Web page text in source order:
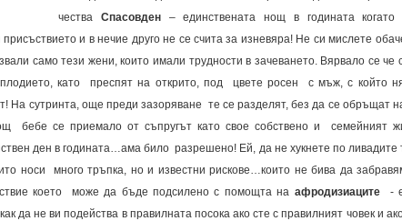
чества Спасовден – единствената нощ в годината
и в нечие друго не се счита за изневяра! Не си мислете
само тези жени, които имали трудности в зачеването. Вярвало се че
като преспят на открито, под цвете росен с мъж, с който
На сутринта, още преди зазоряване те се разделят, без да се обръщат
бебе се приемало от съпругът като свое собствено и семейният
ден в годината…ама било разрешено! Ей, да не хукнете по ливадите
носи много тръпка, но и известни рискове…които не бива да
което може да бъде подсилено с помощта на афродизиаците -
да не ви подейства в правилната посока ако сте с правилният човек и